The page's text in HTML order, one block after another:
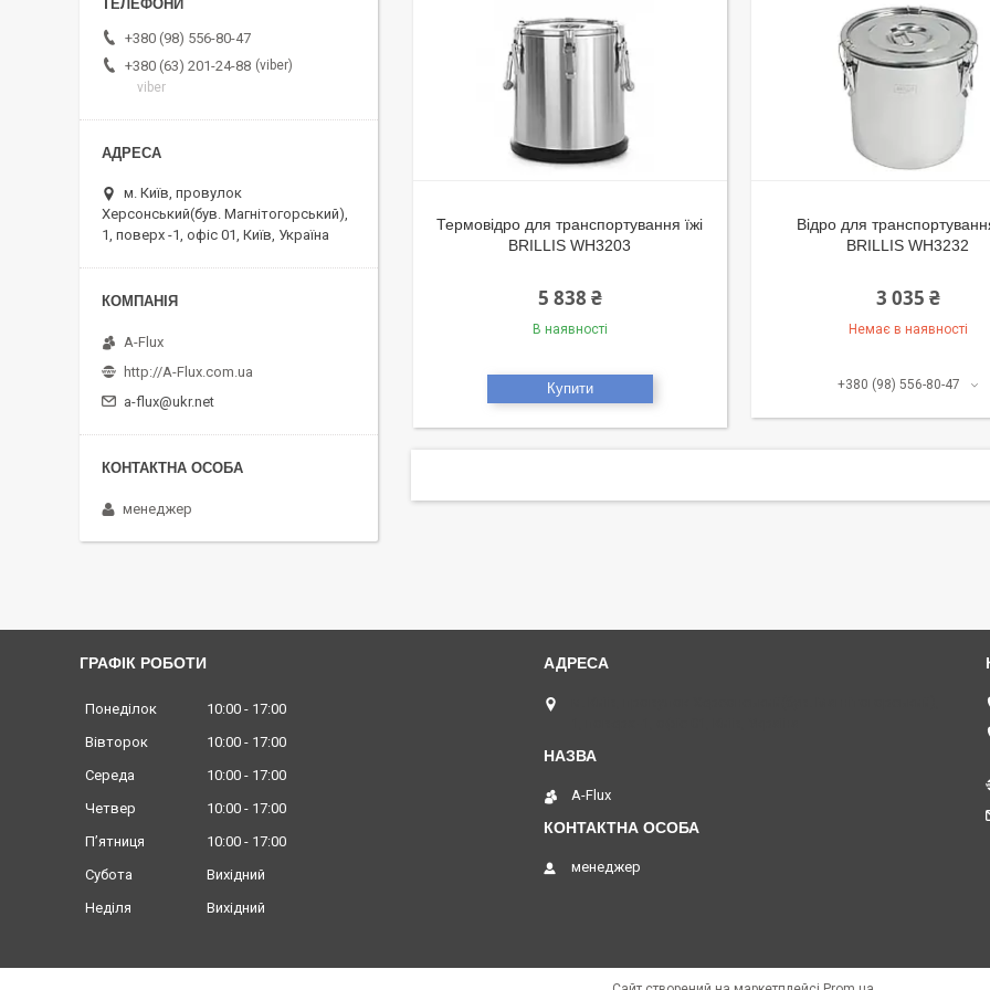
Термовідро для транспортування їжі
BRILLIS WH3203
5 838 ₴
В наявності
Купити
Відро для
BRILLIS WH3232
3 035 ₴
Немає в наявності
+380 (98) 556-80-47
+380 (98) 556-80-47
+380 (63) 201-24-88 viber
viber
м. Київ, провулок
Херсонський(був. Магнітогорський),
1, поверх -1, офіс 01, Київ, Україна
A-Flux
http://A-Flux.com.ua
a-flux@ukr.net
менеджер
ГРАФІК РОБОТИ
Понеділок 10:00
17:00
Вівторок
10:00
17:00
Середа
10:00
17:00
Четвер
10:00
17:00
Пʼятниця
10:00
17:00
Субота
Вихідний
Неділя
Вихідний
A-Flux
менеджер